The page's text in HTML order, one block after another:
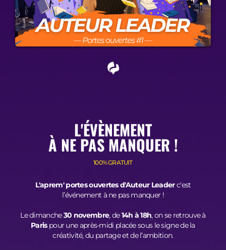
L'ÉVÈNEMENT
À NE PAS MANQUER !
100% GRATUIT
L'aprem' portes ouvertes d'Auteur Leaderc'est
l’événement à ne pas manquer !
Le dimanche30 novembre, de14h à 18h, on se retrouve à
Parispour une après-midi placée sous le signe de la
créativité, du partage et de l’ambition.